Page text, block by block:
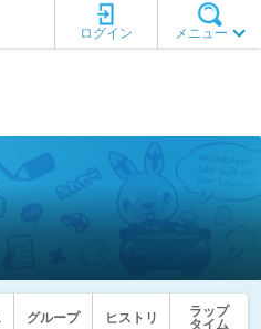
メニュー
ログイン
グループ ヒストリ
ラップ
タイム